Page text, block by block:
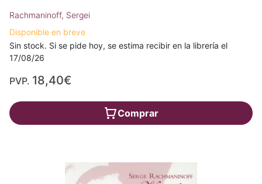
Rachmaninoff, Sergei
Disponible en breve
Sin stock. Si se pide hoy, se estima recibir en la librería el
17/08/26
PVP. 18,40€
Comprar